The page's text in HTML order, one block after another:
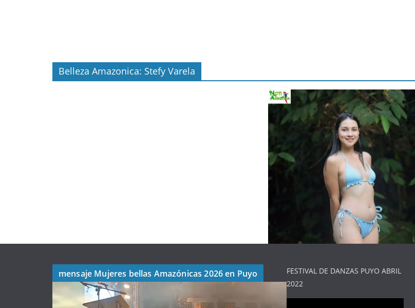
Belleza Amazonica: Stefy Varela
mensaje Mujeres bellas Amazónicas 2026 en Puyo
FESTIVAL DE DANZAS PUYO ABRIL
2022